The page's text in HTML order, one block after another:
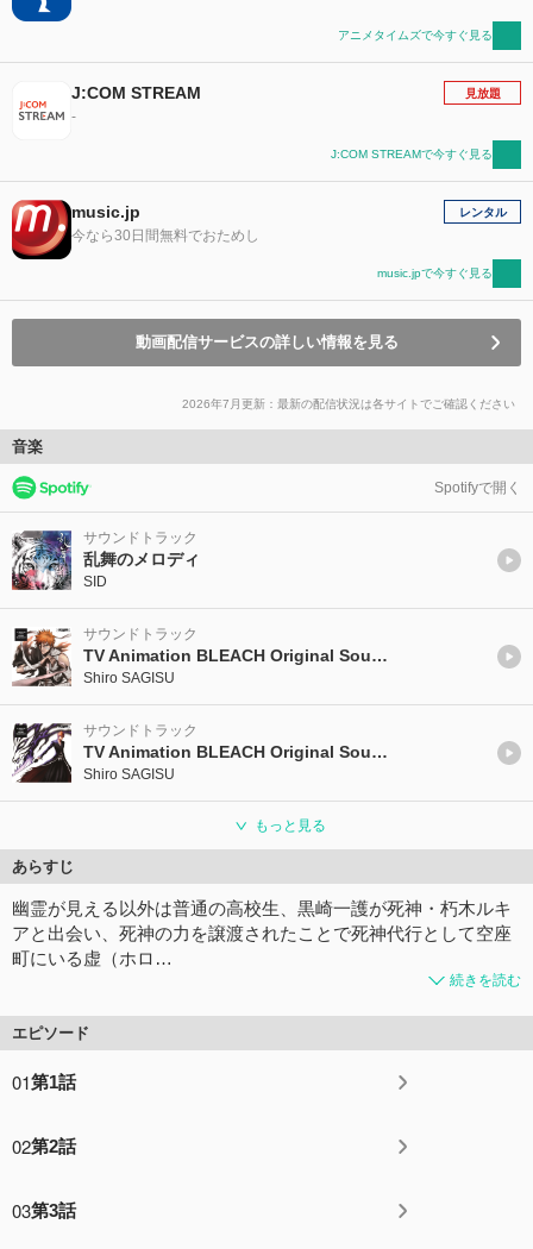
アニメタイムズで今すぐ見る
J:COM STREAM
-
見放題
J:COM STREAMで今すぐ見る
music.jp
今なら30日間無料でおためし
レンタル
music.jpで今すぐ見る
動画配信サービスの詳しい情報を見る
2026年7月更新：最新の配信状況は各サイトでご確認ください
音楽
Spotifyで開く
サウンドトラック
乱舞のメロディ
SID
サウンドトラック
TV Animation BLEACH Original Soundtrack 1
Shiro SAGISU
サウンドトラック
TV Animation BLEACH Original Soundtrack 2
Shiro SAGISU
もっと見る
あらすじ
幽霊が見える以外は普通の高校生、黒崎一護が死神・朽木ルキ
アと出会い、死神の力を譲渡されたことで死神代行として空座
町にいる虚（ホロ…
続きを読む
エピソード
01第1話
02第2話
03第3話